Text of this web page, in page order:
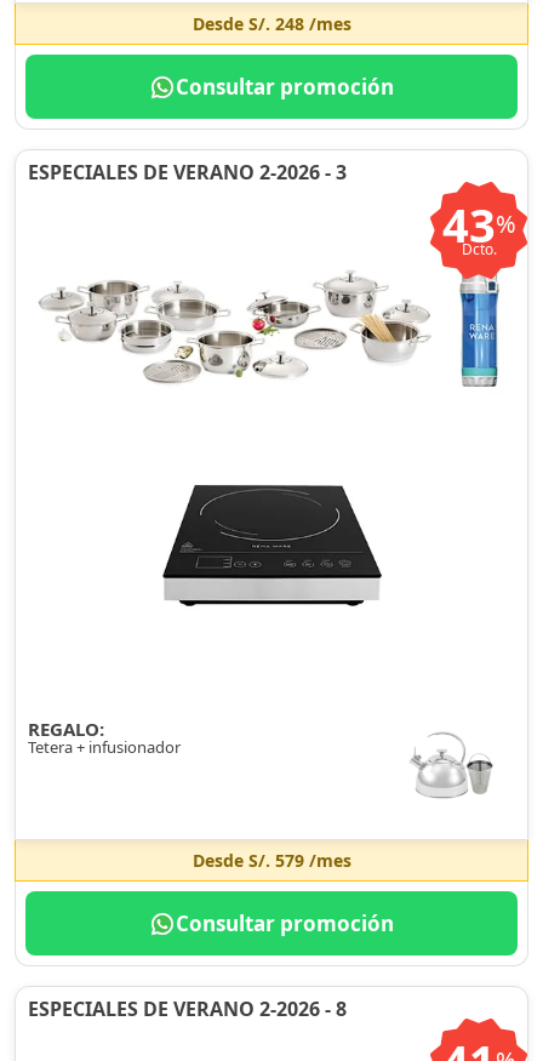
Desde S/. 248/mes
Consultar promoción
ESPECIALES DE VERANO 2-2026 - 3
43%
Dcto.
REGALO:
Tetera + infusionador
Desde S/. 579/mes
Consultar promoción
ESPECIALES DE VERANO 2-2026 - 8